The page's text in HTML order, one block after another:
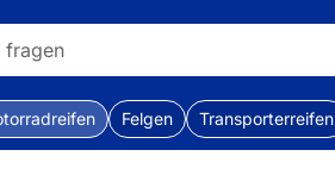
Felgen Transporterreifen